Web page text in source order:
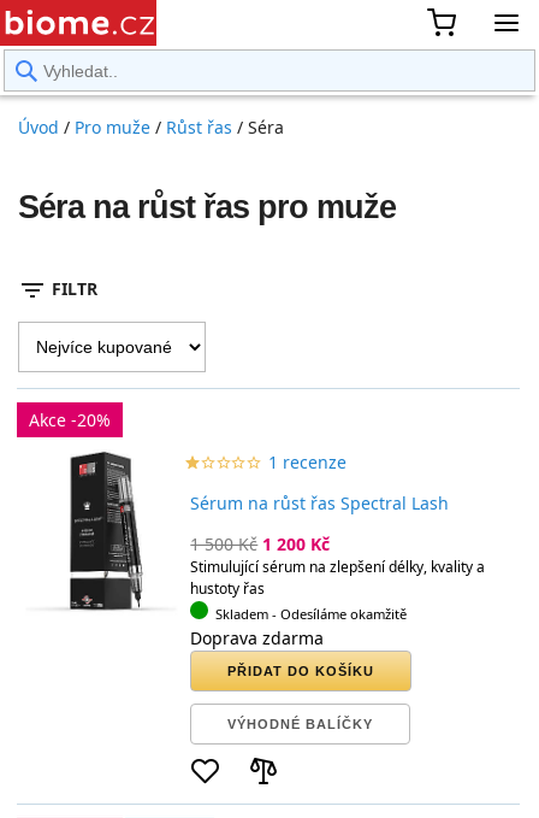
Úvod / Pro muže / Růst řas / Séra
Séra na růst řas pro muže
filter_list FILTR
Akce -20%
star_borderstar_borderstar_borderstar_borderstar_border
starstarstarstarstar 1 recenze
Sérum na růst řas Spectral Lash
1 500 Kč 1 200 Kč
Stimulující sérum na zlepšení délky, kvality a
hustoty řas
Skladem - Odesíláme okamžitě
Doprava zdarma
PŘIDAT DO KOŠÍKU
VÝHODNÉ BALÍČKY